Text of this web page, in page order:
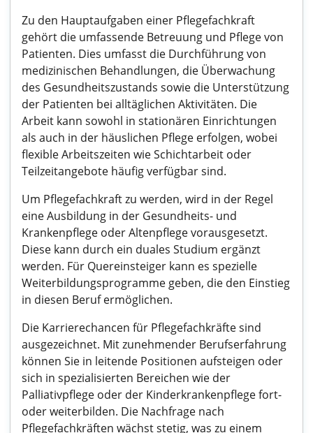
Zu den Hauptaufgaben einer Pflegefachkraft
gehört die umfassende Betreuung und Pflege von
Patienten. Dies umfasst die Durchführung von
medizinischen Behandlungen, die Überwachung
des Gesundheitszustands sowie die Unterstützung
der Patienten bei alltäglichen Aktivitäten. Die
Arbeit kann sowohl in stationären Einrichtungen
als auch in der häuslichen Pflege erfolgen, wobei
flexible Arbeitszeiten wie Schichtarbeit oder
Teilzeitangebote häufig verfügbar sind.
Um Pflegefachkraft zu werden, wird in der Regel
eine Ausbildung in der Gesundheits- und
Krankenpflege oder Altenpflege vorausgesetzt.
Diese kann durch ein duales Studium ergänzt
werden. Für Quereinsteiger kann es spezielle
Weiterbildungsprogramme geben, die den Einstieg
in diesen Beruf ermöglichen.
Die Karrierechancen für Pflegefachkräfte sind
ausgezeichnet. Mit zunehmender Berufserfahrung
können Sie in leitende Positionen aufsteigen oder
sich in spezialisierten Bereichen wie der
Palliativpflege oder der Kinderkrankenpflege fort-
oder weiterbilden. Die Nachfrage nach
Pflegefachkräften wächst stetig, was zu einem